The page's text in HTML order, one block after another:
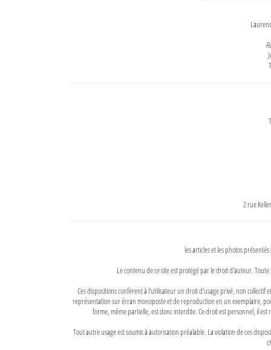
2 rue
les articles et les photos
Le contenu de ce site est protégé par le droit d'auteur.
Ces dispositions confèrent à l'utilisateur un droit d'usage privé, non
représentation sur écran monoposte et de reproduction en un exemplaire,
forme, même partielle, est donc interdite. Ce droit est personnel, il
Tout autre usage est soumis à autorisation préalable. La violation de ces